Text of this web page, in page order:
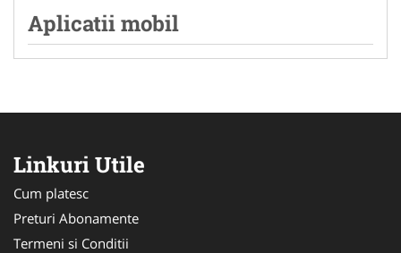
Aplicatii mobil
Linkuri Utile
Cum platesc
Preturi Abonamente
Termeni si Conditii